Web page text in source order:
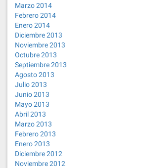
Marzo 2014
Febrero 2014
Enero 2014
Diciembre 2013
Noviembre 2013
Octubre 2013
Septiembre 2013
Agosto 2013
Julio 2013
Junio 2013
Mayo 2013
Abril 2013
Marzo 2013
Febrero 2013
Enero 2013
Diciembre 2012
Noviembre 2012